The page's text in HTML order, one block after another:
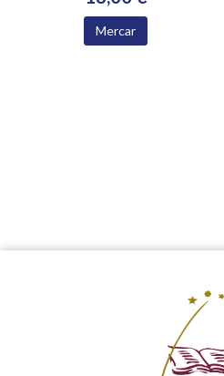
Mercar